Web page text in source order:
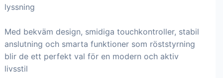
lyssning
Med bekväm design, smidiga touchkontroller, stabil
anslutning och smarta funktioner som röststyrning
blir de ett perfekt val för en modern och aktiv
livsstil